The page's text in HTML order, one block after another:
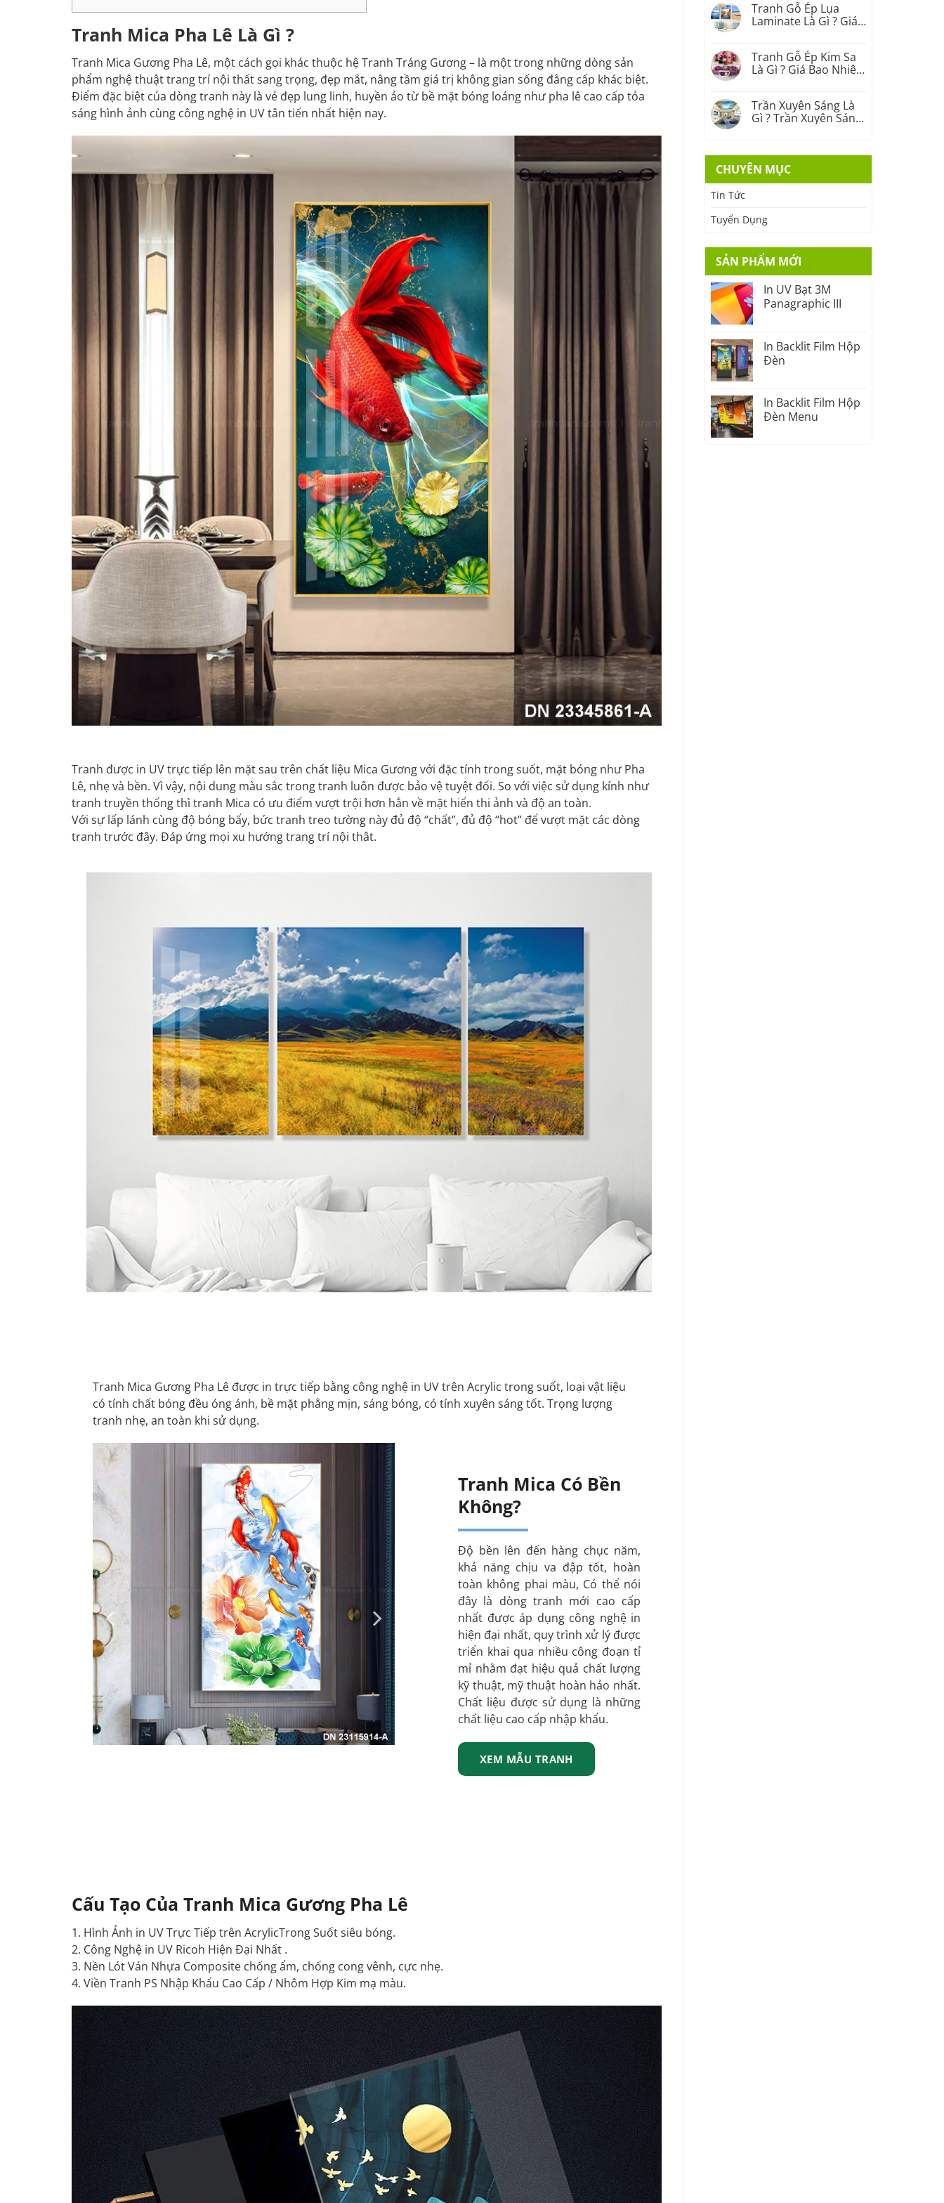
Tranh Mica Pha Lê Là Gì ?
Tranh Mica Gương Pha Lê, một cách gọi khác thuộc hệ Tranh Tráng Gương – là một trong những dòng sản
phẩm nghệ thuậttrang trínội thấtsang trọng, đẹp mắt, nâng tầm giá trị không gian sống đẳng cấp khác biệt.
Điểm đặc biệt của dòng tranh này là vẻ đẹp lung linh, huyền ảo từ bề mặt bóng loáng như pha lê cao cấp tỏa
sáng hình ảnh cùng công nghệ in UV tân tiến nhất hiện nay.
Tranh được in UV trực tiếp lên mặt sau trên chất liệu Mica Gương với đặc tính trong suốt, mặt bóng như Pha
Lê, nhẹ và bền. Vì vậy, nội dung màu sắc trong tranh luôn được bảo vệ tuyệt đối. So với việc sử dụng kính như
tranh truyền thống thì tranh Mica có ưu điểm vượt trội hơn hẳn về mặt hiển thi ảnh và độ an toàn.
Với sự lấp lánh cùng độ bóng bẩy, bức tranh treo tường này đủ độ “chất”, đủ độ “hot” để vượt mặt các dòng
tranh trước đây. Đáp ứng mọi xu hướng trang trí nội thât.
Tranh Mica Gương Pha Lê được in trực tiếp bằng công nghệ in UV trên Acrylic trong suốt, loại vật liệu
có tính chất bóng đều óng ánh, bề mặt phẳng mịn, sáng bóng, có tính xuyên sáng tốt. Trọng lượng
tranh nhẹ, an toàn khi sử dụng.
Tranh Mica Có Bền
Không?
Độ bền lên đến hàng chục năm,
khả năng chịu va đập tốt, hoàn
toàn không phai màu, Có thể nói
đây là dòng tranh mới cao cấp
nhất được áp dụng công nghệ in
hiện đại nhất, quy trình xử lý được
triển khai qua nhiều công đoạn tỉ
mỉ nhằm đạt hiệu quả chất lượng
kỹ thuật, mỹ thuật hoàn hảo nhất.
Chất liệu được sử dụng là những
chất liệu cao cấp nhập khẩu.
XEM MẪU TRANH
Cấu Tạo Của Tranh Mica Gương Pha Lê
1. Hình Ảnh in UV Trực Tiếp trên AcrylicTrong Suốt siêu bóng.
2. Công Nghệ in UV Ricoh Hiện Đại Nhất .
3. Nền Lót Ván Nhựa Composite chống ẩm, chống cong vênh, cực nhẹ.
4. Viền Tranh PS Nhập Khẩu Cao Cấp / Nhôm Hợp Kim mạ màu.
Tranh Gỗ Ép Lụa
Laminate Là Gì ? Giá
Tranh Gỗ Ép Kim Sa
Là Gì ? Giá Bao Nhiêu
Trần Xuyên Sáng Là
Gì ? Trần Xuyên Sáng
CHUYÊN MỤC
Tin Tức
Tuyển Dụng
SẢN PHẨM MỚI
In UV Bạt 3M
Panagraphic III
In Backlit Film Hộp
Đèn
In Backlit Film Hộp
Đèn Menu